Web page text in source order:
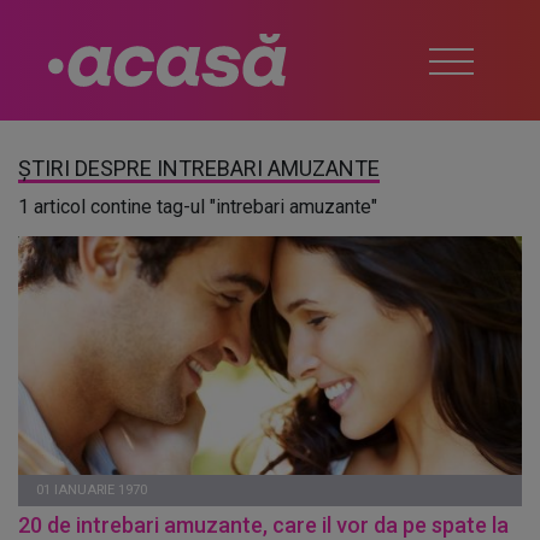
ȘTIRI DESPRE INTREBARI AMUZANTE
1 articol contine tag-ul "intrebari amuzante"
01 IANUARIE 1970
20 de intrebari amuzante, care il vor da pe spate la